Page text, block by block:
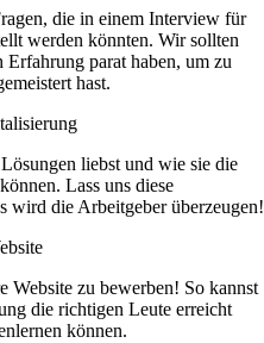
die in einem Interview für
werden könnten. Wir sollten
Erfahrung parat haben, um zu
hast.
liebst und wie sie die
Lass uns diese
wird die Arbeitgeber überzeugen!
Website zu bewerben! So kannst
die richtigen Leute erreicht
können.